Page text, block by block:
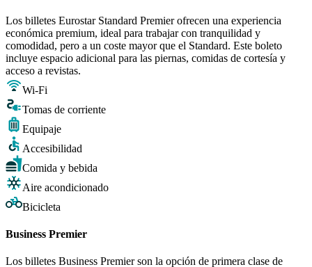
Los billetes Eurostar Standard Premier ofrecen una experiencia
económica premium, ideal para trabajar con tranquilidad y
comodidad, pero a un coste mayor que el Standard. Este boleto
incluye espacio adicional para las piernas, comidas de cortesía y
acceso a revistas.
Wi-Fi
Tomas de corriente
Equipaje
Accesibilidad
Comida y bebida
Aire acondicionado
Bicicleta
Business Premier
Los billetes Business Premier son la opción de primera clase de